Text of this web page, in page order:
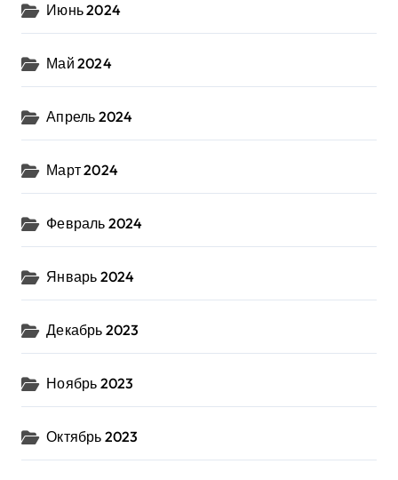
Июнь 2024
Май 2024
Апрель 2024
Март 2024
Февраль 2024
Январь 2024
Декабрь 2023
Ноябрь 2023
Октябрь 2023